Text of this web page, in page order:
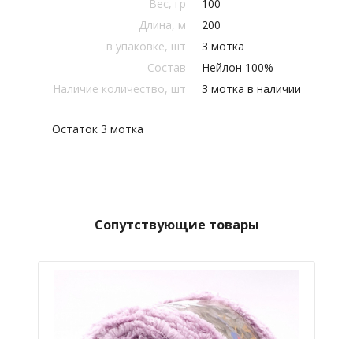
Вес, гр
100
Длина, м
200
в упаковке, шт
3 мотка
Состав
Нейлон 100%
Наличие количество, шт
3 мотка в наличии
Остаток 3 мотка
Сопутствующие товары